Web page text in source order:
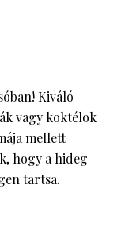
Kiváló
vagy koktélok
mellett
hogy a hideg
tartsa.